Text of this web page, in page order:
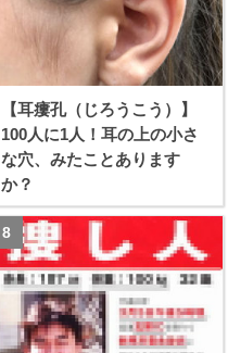
【耳瘻孔（じろうこう）】
100人に1人！耳の上の小さ
な穴、みたことあります
か？